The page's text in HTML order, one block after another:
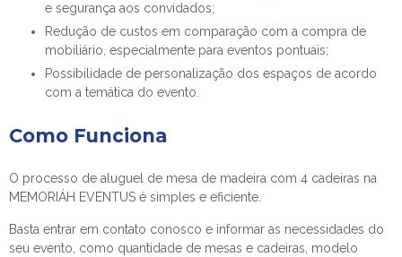
e segurança aos convidados;
Redução de custos em comparação com a compra de
mobiliário, especialmente para eventos pontuais;
Possibilidade de personalização dos espaços de acordo
com a temática do evento.
Como Funciona
O processo de aluguel de mesa de madeira com 4 cadeiras na
MEMORIÁH EVENTUS é simples e eficiente.
Basta entrar em contato conosco e informar as necessidades do
seu evento, como quantidade de mesas e cadeiras, modelo